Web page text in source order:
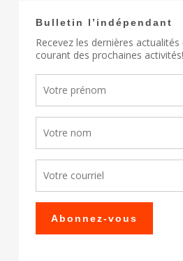
Bulletin l’indépendant
Recevez les dernières actualités
courant des prochaines activités!